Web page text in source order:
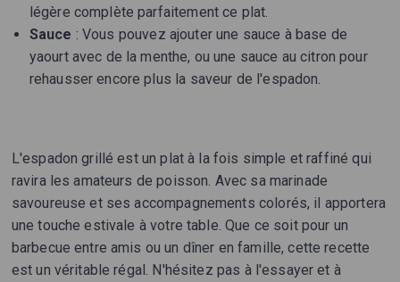
légère complète parfaitement ce plat.
Sauce : Vous pouvez ajouter une sauce à base de
yaourt avec de la menthe, ou une sauce au citron pour
rehausser encore plus la saveur de l'espadon.
L'espadon grillé est un plat à la fois simple et raffiné qui
ravira les amateurs de poisson. Avec sa marinade
savoureuse et ses accompagnements colorés, il apportera
une touche estivale à votre table. Que ce soit pour un
barbecue entre amis ou un dîner en famille, cette recette
est un véritable régal. N'hésitez pas à l'essayer et à